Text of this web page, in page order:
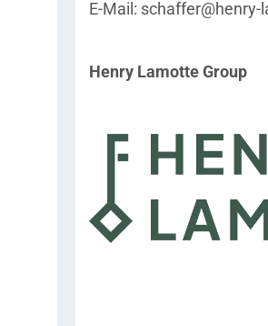
E-Mail:
Henry Lamotte Group